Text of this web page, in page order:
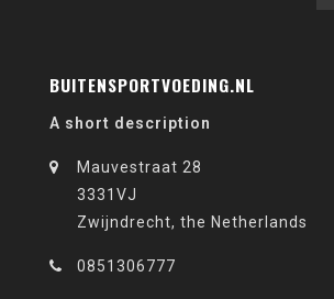
BUITENSPORTVOEDING.NL
A short description
Mauvestraat 28
3331VJ
Zwijndrecht, the Netherlands
0851306777